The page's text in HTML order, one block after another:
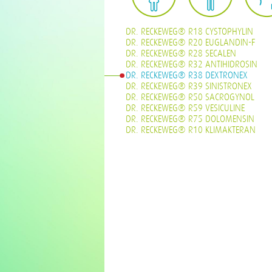
DR. RECKEWEG® R18 CYSTOPHYLIN
DR. RECKEWEG® R20 EUGLANDIN-F
DR. RECKEWEG® R28 SECALEN
DR. RECKEWEG® R32 ANTIHIDROSIN
DR. RECKEWEG® R38 DEXTRONEX
DR. RECKEWEG® R39 SINISTRONEX
DR. RECKEWEG® R50 SACROGYNOL
DR. RECKEWEG® R59 VESICULINE
DR. RECKEWEG® R75 DOLOMENSIN
DR. RECKEWEG® R10 KLIMAKTERAN